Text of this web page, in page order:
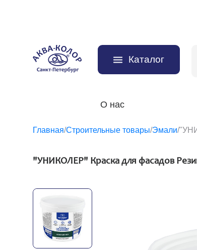
Каталог
О нас
Главная/Строительные товары/Эмали/
"УНИКОЛЕР" Краска для фасадов